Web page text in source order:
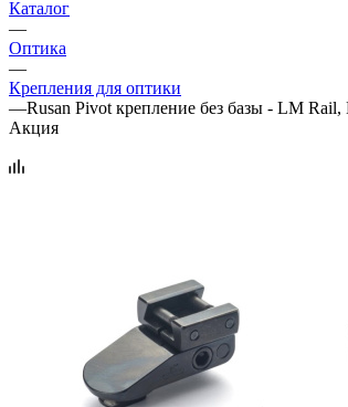
Каталог
—
Оптика
—
Крепления для оптики
—Rusan Pivot крепление без базы - LM
Акция